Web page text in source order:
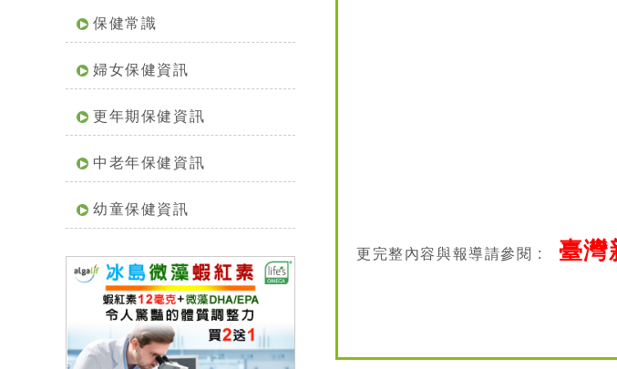
保健常識
婦女保健資訊
更年期保健資訊
中老年保健資訊
幼童保健資訊
更完整內容與報導請參閱 : 臺灣